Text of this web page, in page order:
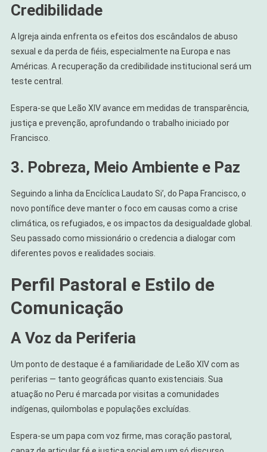
Credibilidade
A Igreja ainda enfrenta os efeitos dos escândalos de abuso
sexual e da perda de fiéis, especialmente na Europa e nas
Américas. A recuperação da credibilidade institucional será um
teste central.
Espera-se que Leão XIV avance em medidas de transparência,
justiça e prevenção, aprofundando o trabalho iniciado por
Francisco.
3. Pobreza, Meio Ambiente e Paz
Seguindo a linha da Encíclica Laudato Si’, do Papa Francisco, o
novo pontífice deve manter o foco em causas como a crise
climática, os refugiados, e os impactos da desigualdade global.
Seu passado como missionário o credencia a dialogar com
diferentes povos e realidades sociais.
Perfil Pastoral e Estilo de
Comunicação
A Voz da Periferia
Um ponto de destaque é a familiaridade de Leão XIV com as
periferias — tanto geográficas quanto existenciais. Sua
atuação no Peru é marcada por visitas a comunidades
indígenas, quilombolas e populações excluídas.
Espera-se um papa com voz firme, mas coração pastoral,